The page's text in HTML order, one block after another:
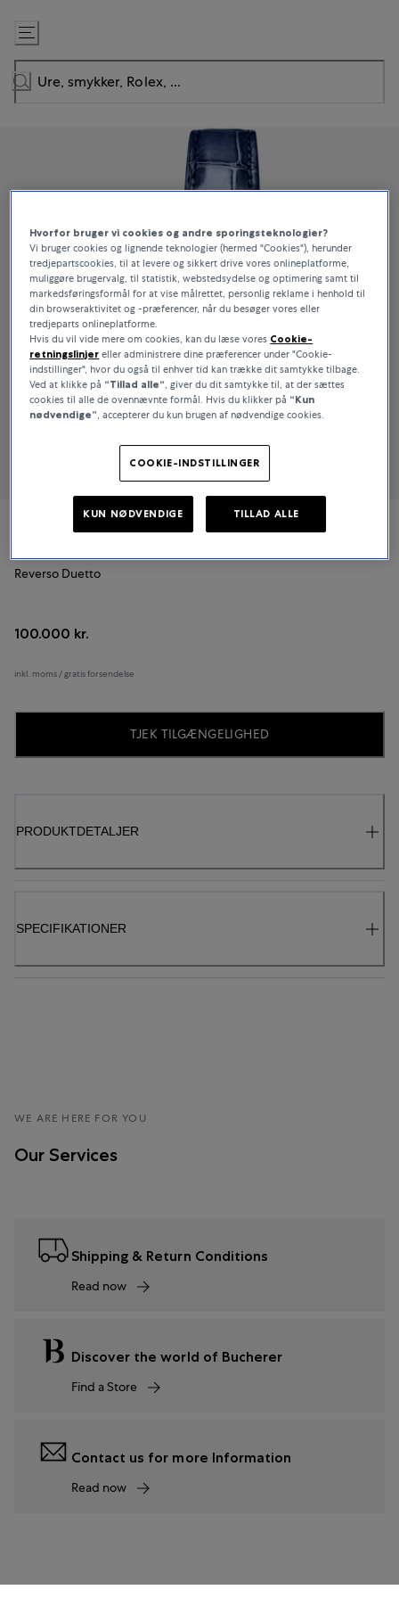
Gå
til
indhold
Jaeger-LeCoultre
Reverso Duetto
100.000 kr.
inkl. moms / gratis forsendelse
TJEK TILGÆNGELIGHED
PRODUKTDETALJER
SPECIFIKATIONER
WE ARE HERE FOR YOU
Our Services
Shipping & Return Conditions
Read now
Discover the world of Bucherer
Find a Store
Contact us for more Information
Read now
Hvorfor bruger vi cookies og andre sporingsteknologier?
Vi bruger cookies og lignende teknologier (hermed "Cookies"), herunder
tredjepartscookies, til at levere og sikkert drive vores onlineplatforme,
muliggøre brugervalg, til statistik, webstedsydelse og optimering samt til
markedsføringsformål for at vise målrettet, personlig reklame i henhold til
din browseraktivitet og -præferencer, når du besøger vores eller
tredjeparts onlineplatforme.
Hvis du vil vide mere om cookies, kan du læse vores Cookie-
retningslinjer eller administrere dine præferencer under "Cookie-
indstillinger", hvor du også til enhver tid kan trække dit samtykke tilbage.
Ved at klikke på “Tillad alle“ , giver du dit samtykke til, at der sættes
cookies til alle de ovennævnte formål. Hvis du klikker på “Kun
nødvendige” , accepterer du kun brugen af nødvendige cookies.
COOKIE-INDSTILLINGER
KUN NØDVENDIGE TILLAD ALLE